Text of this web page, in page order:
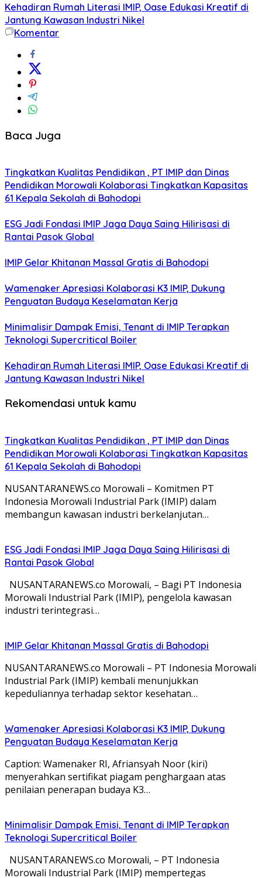
Kehadiran Rumah Literasi IMIP, Oase Edukasi Kreatif di
Jantung Kawasan Industri Nikel
Komentar
Baca Juga
Tingkatkan Kualitas Pendidikan , PT IMIP dan Dinas
Pendidikan Morowali Kolaborasi Tingkatkan Kapasitas
61 Kepala Sekolah di Bahodopi
ESG Jadi Fondasi IMIP Jaga Daya Saing Hilirisasi di
Rantai Pasok Global
IMIP Gelar Khitanan Massal Gratis di Bahodopi
Wamenaker Apresiasi Kolaborasi K3 IMIP, Dukung
Penguatan Budaya Keselamatan Kerja
Minimalisir Dampak Emisi, Tenant di IMIP Terapkan
Teknologi Supercritical Boiler
Kehadiran Rumah Literasi IMIP, Oase Edukasi Kreatif di
Jantung Kawasan Industri Nikel
Rekomendasi untuk kamu
Tingkatkan Kualitas Pendidikan , PT IMIP dan Dinas
Pendidikan Morowali Kolaborasi Tingkatkan Kapasitas
61 Kepala Sekolah di Bahodopi
NUSANTARANEWS.co Morowali – Komitmen PT
Indonesia Morowali Industrial Park (IMIP) dalam
membangun kawasan industri berkelanjutan…
ESG Jadi Fondasi IMIP Jaga Daya Saing Hilirisasi di
Rantai Pasok Global
NUSANTARANEWS.co Morowali, – Bagi PT Indonesia
Morowali Industrial Park (IMIP), pengelola kawasan
industri terintegrasi…
IMIP Gelar Khitanan Massal Gratis di Bahodopi
NUSANTARANEWS.co Morowali – PT Indonesia Morowali
Industrial Park (IMIP) kembali menunjukkan
kepeduliannya terhadap sektor kesehatan…
Wamenaker Apresiasi Kolaborasi K3 IMIP, Dukung
Penguatan Budaya Keselamatan Kerja
Caption: Wamenaker RI, Afriansyah Noor (kiri)
menyerahkan sertifikat piagam penghargaan atas
penilaian penerapan budaya K3…
Minimalisir Dampak Emisi, Tenant di IMIP Terapkan
Teknologi Supercritical Boiler
NUSANTARANEWS.co Morowali, – PT Indonesia
Morowali Industrial Park (IMIP) mempertegas